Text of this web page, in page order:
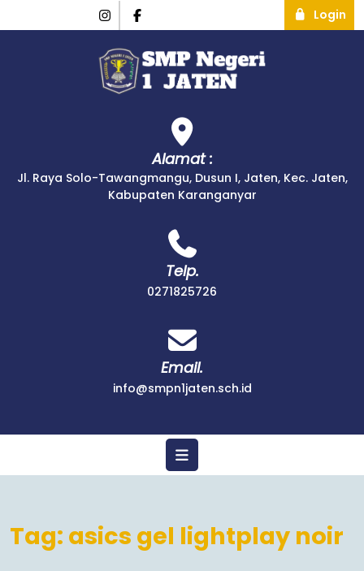
Login
Alamat :
Jl. Raya Solo-Tawangmangu, Dusun I, Jaten, Kec. Jaten,
Kabupaten Karanganyar
Telp.
0271825726
Email.
info@smpn1jaten.sch.id
Tag: asics gel lightplay noir